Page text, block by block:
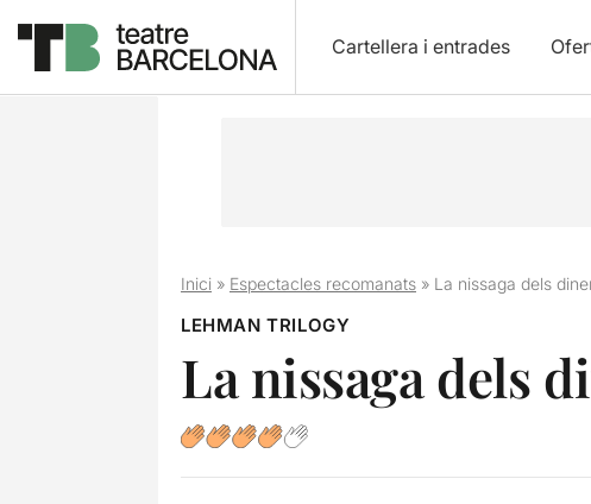
Cartellera i entrades
Inici» Espectacles recomanats» La nissaga dels
LEHMAN TRILOGY
La nissaga dels